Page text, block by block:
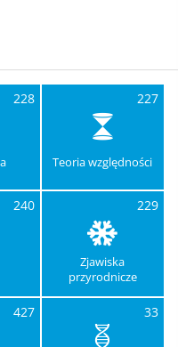
228 227
Teoria względności
240 229
Zjawiska
przyrodnicze
427 33